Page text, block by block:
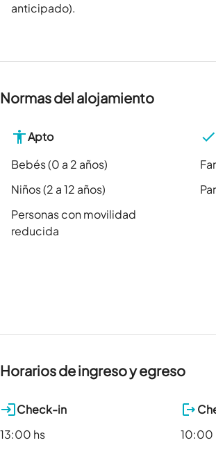
anticipado).
Normas del alojamiento
Apto
Bebés (0 a 2 años)
Niños (2 a 12 años)
Personas con movilidad
reducida
Horarios de ingreso y egreso
Check-in
13:00 hs
10:00